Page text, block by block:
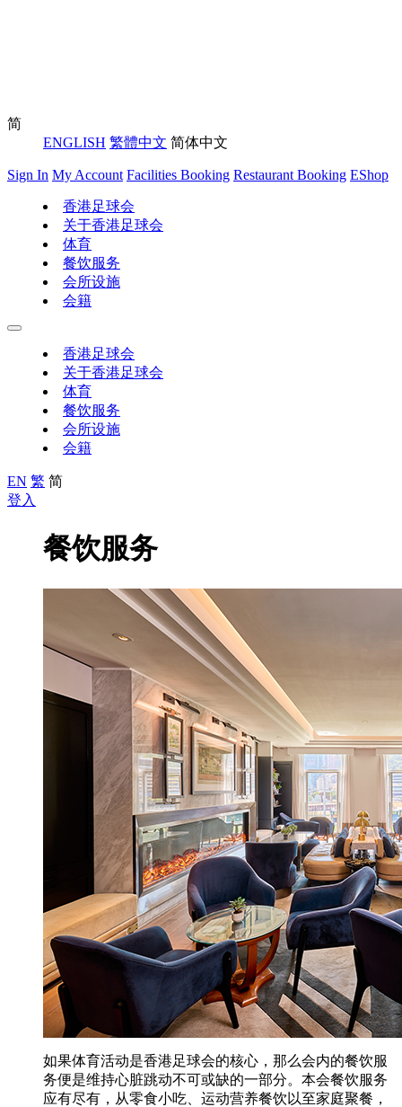
简
ENGLISH 繁體中文 简体中文
Sign In My Account Facilities Booking Restaurant Booking EShop
香港足球会
关于香港足球会
体育
餐饮服务
会所设施
会籍
香港足球会
关于香港足球会
体育
餐饮服务
会所设施
会籍
EN 繁 简
登入
餐饮服务
如果体育活动是香港足球会的核心，那么会内的餐饮服
务便是维持心脏跳动不可或缺的一部分。本会餐饮服务
应有尽有，从零食小吃、运动营养餐饮以至家庭聚餐，